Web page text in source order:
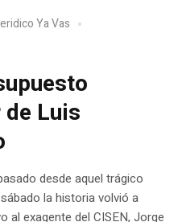
Ya Vas
Luis
desde aquel trágico
la historia volvió a
al exagente del CISEN, Jorge